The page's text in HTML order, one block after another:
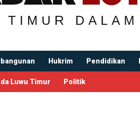
Hukrim Pendidikan
Luwu Timur Politik